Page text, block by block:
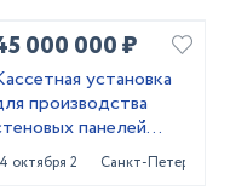
000 000 ₽
установка
производства
панелей
ЖБИ
4 октября 2024Санкт-Петербург